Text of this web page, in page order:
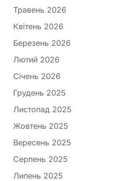
Травень 2026
Квітень 2026
Березень 2026
Лютий 2026
Січень 2026
Грудень 2025
Листопад 2025
Жовтень 2025
Вересень 2025
Серпень 2025
Липень 2025